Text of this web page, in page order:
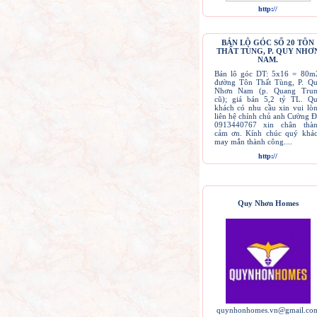
http://
BÁN LÔ GÓC SỐ 20 TÔN
THẤT TÙNG, P. QUY
NAM.
Bán lô góc DT: 5x16 =
đường Tôn Thất Tùng, P.
Nhơn Nam (p. Quang
cũ); giá bán 5,2 tỷ TL.
khách có nhu cầu xin vui
liên hệ chính chủ anh Cường
0913440767 xin chân
cảm ơn. Kính chúc quý
may mắn thành công....
http://
Quy Nhơn Homes